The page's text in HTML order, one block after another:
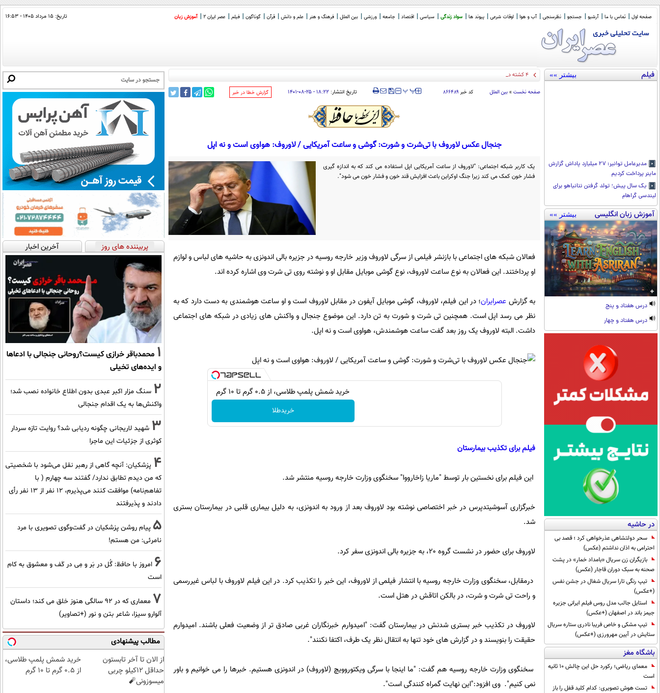
صفحه اول تماس با ما آرشیو جستجو نظرسنجی آب و هوا اوقات شرعی پیوند ها سواد زندگی سیاسی اقتصاد جامعه ورزشی بین الملل فرهنگ و هنر علم و دانش قرآن گوناگون فیلم عصر ایران 2 آموزش زبان تاریخ: ۱۵ مرداد ۱۴۰۵ - ۱۶:۵۳
فیلم بیشتر »»
مدیرعامل توانیر: ۲۷ میلیارد پاداش گزارش
ماینر پرداخت کردیم
یک سال پیش؛ تولد گرفتن نتانیاهو برای
لیندسی گراهام
آموزش زبان انگلیسی بیشتر »»
درس هفتاد و پنج
درس هفتاد و چهار
در حاشیه
سحر دولتشاهی عذرخواهی کرد ؛ قصد بی
احترامی به اذان نداشتم (عکس)
بازیگران زن سریال «بامداد خمار» در پشت
صحنه به سبک دوران قاجار (عکس)
تیپ رنگی تارا سریال شغال در جشن نفس
(+عکس)
استایل جالب مدل روس فیلم ایرانی جزیره
جیمز باند در اصفهان (+عکس)
تیپ مشکی و خاص فریبا نادری ستاره سریال
ستایش در آیین مهرورزی (+عکس)
باشگاه مغز
معمای ریاضی؛ رکورد حل این چالش 10 ثانیه
است
تست هوش تصویری: کدام کلید قفل را باز
۴ کشته در تصادف جاده اهواز خ
صفحه نخست » بین الملل کد خبر۸۶۶۴۸۹ ‍‍‍ پ پ تاریخ انتشار:۱۸:۲۲ - ۲۵-۰۸-۱۴۰۱ ‌گزارش خطا در خبر
جنجال عکس لاوروف با تی‌شرت و شورت: گوشی و ساعت آمریکایی / لاوروف:‌ هواوی است و نه اپل
یک کاربر شبکه اجتماعی:‌‌ "لاوروف از ساعت آمریکایی اپل استفاده می کند که به اندازه گیری
فشار خون کمک می کند زیرا جنگ اوکراین باعث افزایش قند خون و فشار خون می شود".
فعالان شبکه های اجتماعی با بازنشر فیلمی از سرگی لاوروف وزیر خارجه روسیه در جزیره بالی اندونزی به حاشیه های لباس و لوازم
او پرداختند. این فعالان به نوع ساعت لاوروف، نوع گوشی موبایل مقابل او و نوشته روی تی شرت وی اشاره کرده اند.
به گزارش عصرایران؛ در این فیلم،‌ لاوروف،‌ گوشی موبایل آیفون در مقابل لاوروف است و او ساعت هوشمندی به دست دارد که به
نظر می رسد اپل است. همچنین تی شرت و شورت به تن دارد. این موضوع جنجال و واکنش های زیادی در شبکه های اجتماعی
داشت. البته لاوروف یک روز بعد گفت ساعت هوشمندش،‌ هواوی است و نه اپل.
خرید شمش پلمپ طلاسی، از ۰.۵ گرم تا ۱۰ گرم
خریدطلا
فیلم برای تکذیب بیمارستان
این فیلم برای نخستین بار توسط "ماریا زاخارووا" سخنگوی وزارت خارجه روسیه منتشر شد.
خبرگزاری آسوشیتدپرس در خبر اختصاصی نوشته بود لاوروف بعد از ورود به اندونزی، به دلیل بیماری قلبی در بیمارستان بستری
شد.
لاوروف برای حضور در نشست گروه 20، به جزیره بالی اندونزی سفر کرد.
درمقابل، سخنگوی وزارت خارجه روسیه با انتشار فیلمی از لاوروف، این خبر را تکذیب کرد. در این فیلم لاوروف با لباس غیررسمی
و راحت تی شرت و شرت، در بالکن اتاقش در هتل است.
لاوروف در تکذیب خبر بستری شدنش در بیمارستان گفت: "امیدوارم خبرنگاران غربی صادق تر از وضعیت فعلی باشند. امیدوارم
حقیقت را بنویسند و در گزارش های خود تنها به انتقال نظر یک طرف، اکتفا نکنند".
سخنگوی وزارت خارجه روسیه هم گفت:‌ "ما اینجا با سرگی ویکتوروویچ (لاوروف)‌ در اندونزی هستیم. خبرها را می خوانیم و باور
نمی کنیم". وی افزود:‌"این نهایت گمراه کنندگی است".
پربیننده های روز آخرین اخبار
1 محمدباقر خرازی کیست؟روحانی جنجالی با ادعاها
و ایده‌های تخیلی
2 سنگ مزار اکبر عبدی بدون اطلاع خانواده نصب شد؛
واکنش‌ها به یک اقدام جنجالی
3 شهید لاریجانی چگونه ردیابی شد؟ روایت تازه سردار
کوثری از جزئیات این ماجرا
4 پزشکیان‌: آنچه گاهی از رهبر نقل می‌شود با شخصیتی
که من دیدم تطابق ندارد/ گفتند سه چهارم ( با
تفاهم‌نامه) موافقت کنند می‌پذیرم، 12 نفر از 13 نفر رأی
دادند و پذیرفتند
5 پیام روشن پزشکیان در گفت‌و‌گوی تصویری با مرد
نامرئی: من هستم!
6 امروز با حافظ: گُل در بَر و مِی در کَف و معشوق به کام
است
7
معماری که در 92 سالگی هنوز خلق می کند؛ داستان
آلوارو سیزا، شاعر بتن و نور (+تصاویر)
مطالب پیشنهادی
از الان تا آخر تابستون
حداقل 12کیلو چربی
میسوزونی🧨
خرید شمش پلمپ طلاسی،
از ۰.۵ گرم تا ۱۰ گرم